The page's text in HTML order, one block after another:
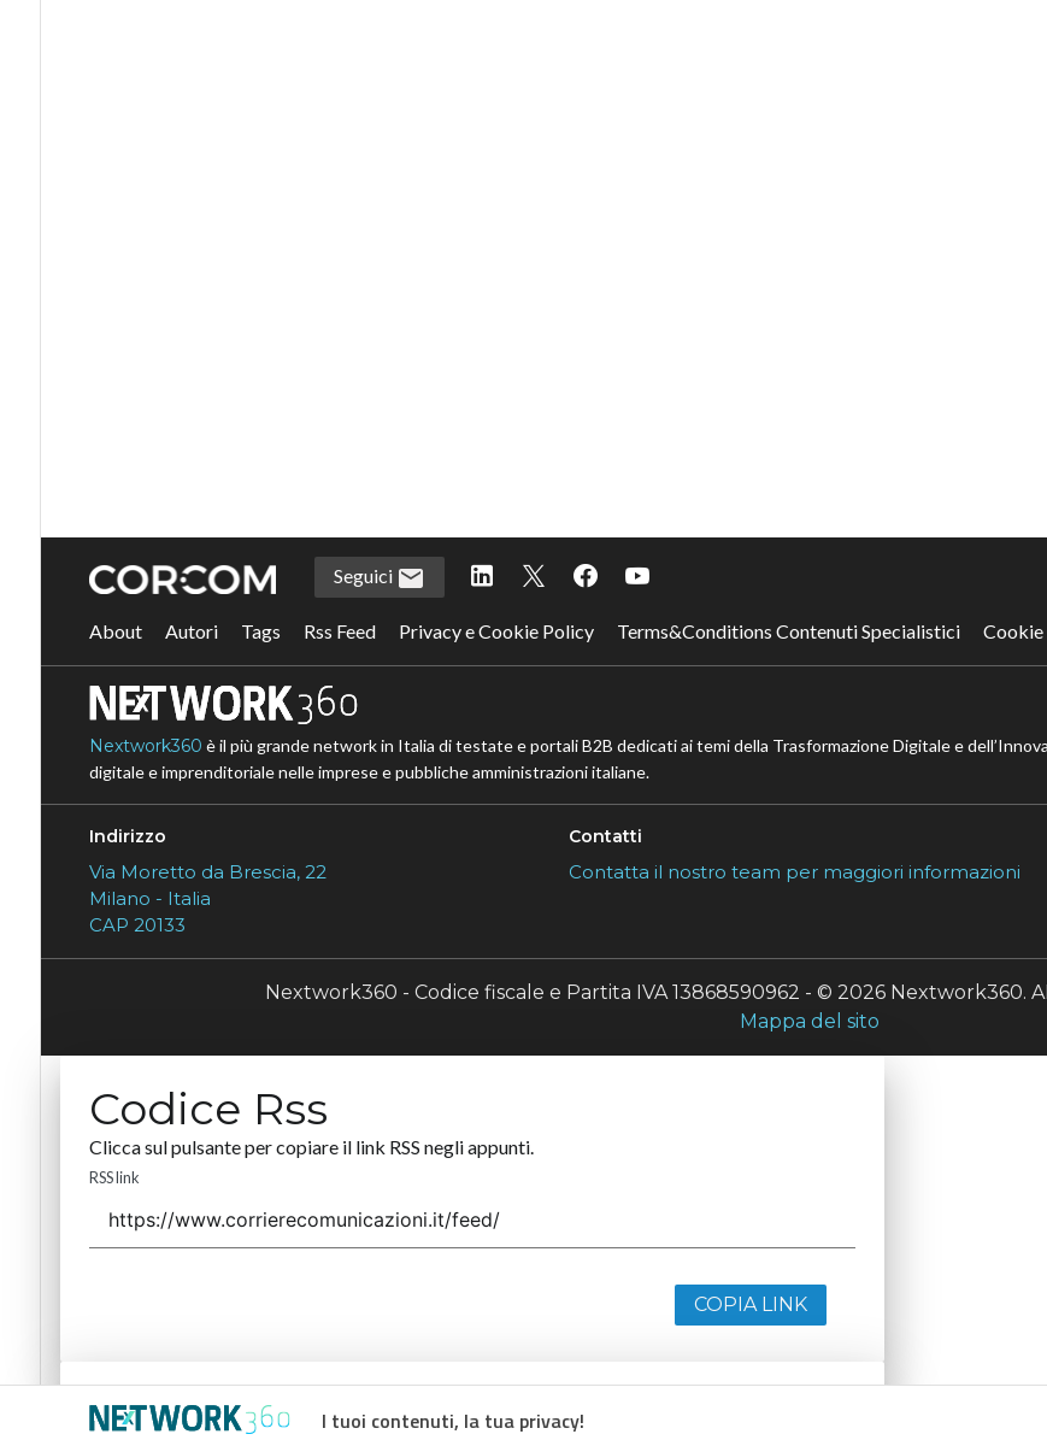
I tuoi contenuti, la tua privacy!
Seguici
About Autori Tags Rss Feed Privacy e Cookie Policy Terms&Conditions Contenuti Specialistici Cookie
Nextwork360 è il più grande network in Italia di testate e portali B2B dedicati ai temi della Trasformazione Digitale e
digitale e imprenditoriale nelle imprese e pubbliche amministrazioni italiane.
Indirizzo
Via Moretto da Brescia, 22
Milano - Italia
CAP 20133
Contatti
Contatta il nostro team per maggiori informazioni
Nextwork360 - Codice fiscale e Partita IVA 13868590962 - © 2026 Nextwork360.
Mappa del sito
Codice Rss
Clicca sul pulsante per copiare il link RSS negli appunti.
RSS link
COPIA LINK
Codice Rss